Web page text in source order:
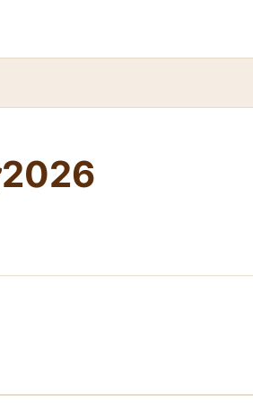
2026